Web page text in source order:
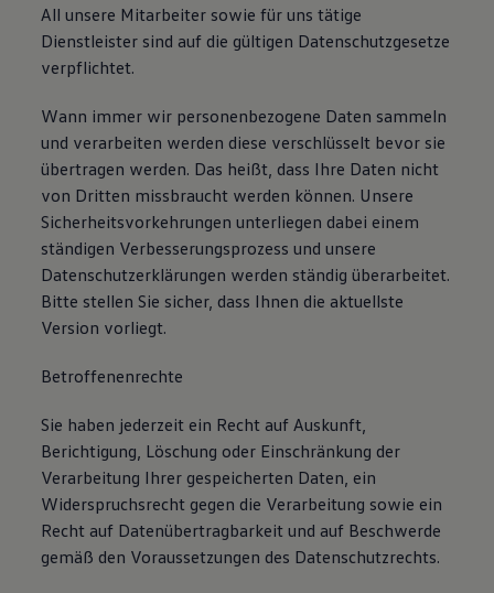
All unsere Mitarbeiter sowie für uns tätige
Dienstleister sind auf die gültigen Datenschutzgesetze
verpflichtet.
Wann immer wir personenbezogene Daten sammeln
und verarbeiten werden diese verschlüsselt bevor sie
übertragen werden. Das heißt, dass Ihre Daten nicht
von Dritten missbraucht werden können. Unsere
Sicherheitsvorkehrungen unterliegen dabei einem
ständigen Verbesserungsprozess und unsere
Datenschutzerklärungen werden ständig überarbeitet.
Bitte stellen Sie sicher, dass Ihnen die aktuellste
Version vorliegt.
Betroffenenrechte
Sie haben jederzeit ein Recht auf Auskunft,
Berichtigung, Löschung oder Einschränkung der
Verarbeitung Ihrer gespeicherten Daten, ein
Widerspruchsrecht gegen die Verarbeitung sowie ein
Recht auf Datenübertragbarkeit und auf Beschwerde
gemäß den Voraussetzungen des Datenschutzrechts.